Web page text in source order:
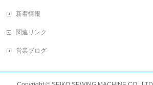
新着情報
関連リンク
営業ブログ